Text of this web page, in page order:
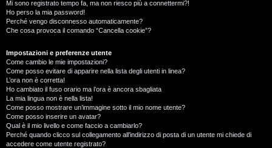
Mi sono registrato tempo fa, ma non riesco più a connettermi?!
Ho perso la mia password!
Perché vengo disconnesso automaticamente?
Che cosa provoca il comando “Cancella cookie”?
Impostazioni e preferenze utente
Come cambio le mie impostazioni?
Come posso evitare di apparire nella lista degli utenti in linea?
L’ora non è corretta!
Ho cambiato il fuso orario ma l’ora è ancora sbagliata
La mia lingua non è nella lista!
Come posso mostrare un’immagine sotto il mio nome utente?
Come posso inserire un avatar?
Qual è il mio livello e come faccio a cambiarlo?
Perché quando clicco sul collegamento all’indirizzo di posta di un utente mi chiede di
accedere come utente registrato?